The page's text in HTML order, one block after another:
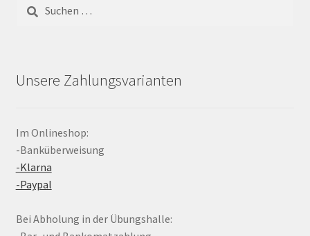
Suchen
nach:
Unsere Zahlungsvarianten
Im Onlineshop:
-Banküberweisung
-Klarna
-Paypal
Bei Abholung in der Übungshalle: